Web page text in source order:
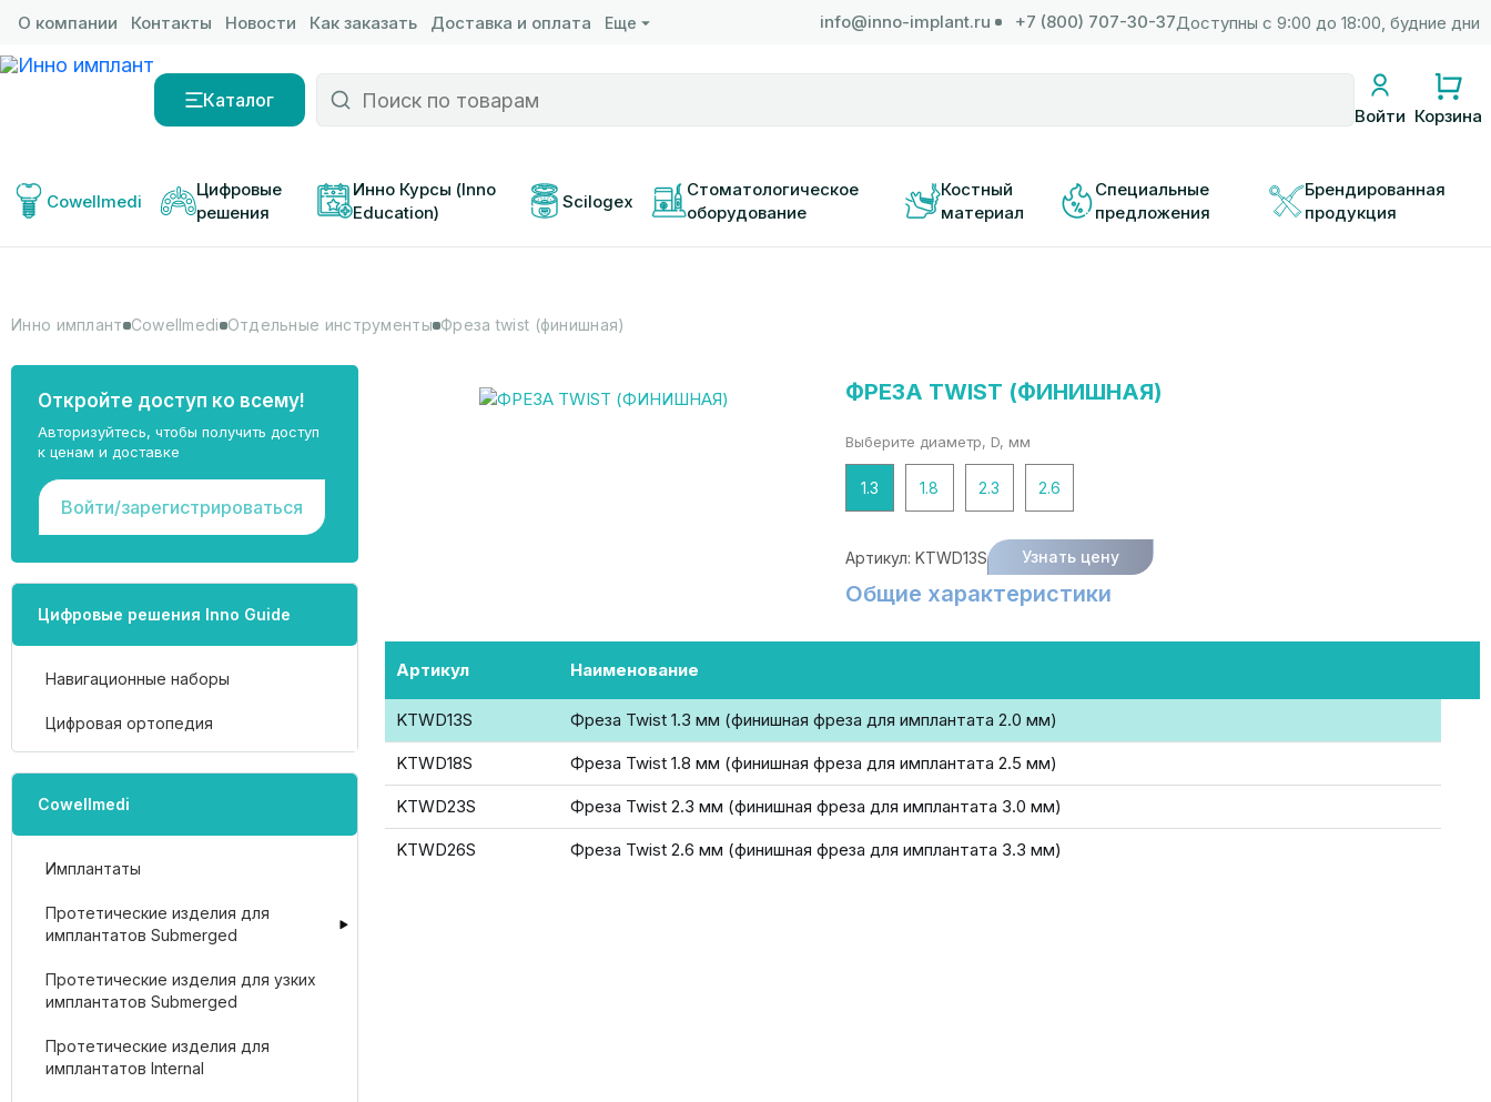
О компании Контакты Новости Как заказать Доставка и оплата Еще info@inno-implant.ru +7 (800) 707-30-37Доступны с 9:00 до 18:00, будние дни
Каталог
Войти Корзина
Cowellmedi
Цифровые
решения
Инно Курсы (Inno
Education)
Scilogex
Стоматологическое
оборудование
Костный
материал
Специальные
предложения
Брендированная
продукция
Инно имплант Cowellmedi Отдельные инструменты Фреза twist (финишная)
Откройте доступ ко всему!
Авторизуйтесь, чтобы получить доступ
к ценам и доставке
Войти/зарегистрироваться
Цифровые решения Inno Guide
Навигационные наборы
Цифровая ортопедия
Cowellmedi
Имплантаты
Протетические изделия для
имплантатов Submerged
Протетические изделия для узких
имплантатов Submerged
Протетические изделия для
имплантатов Internal
ФРЕЗА TWIST (ФИНИШНАЯ)
Выберите диаметр, D, мм
1.3 1.8 2.3 2.6
Артикул: KTWD13S Узнать цену
Общие характеристики
Артикул Наименование
KTWD13S Фреза Twist 1.3 мм (финишная фреза для имплантата 2.0 мм)
KTWD18S Фреза Twist 1.8 мм (финишная фреза для имплантата 2.5 мм)
KTWD23S Фреза Twist 2.3 мм (финишная фреза для имплантата 3.0 мм)
KTWD26S Фреза Twist 2.6 мм (финишная фреза для имплантата 3.3 мм)